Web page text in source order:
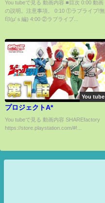
動画のみ)【μ’ｓ】【Aqours】
【虹ヶ咲】【Liella!】【ラブラ
イブ!サンシャイン!!】【ラブラ
You tubeで見る 動画内容 ■目次 0:00 動画
の説明。注意事項。 0:10 ①ラブライブ!無
印(μ’ｓ編) 4:00 ②ラブライブ...
You tube
プロジェクトA*
You tubeで見る 動画内容 SHAREfactory™
https://store.playstation.com/#!...